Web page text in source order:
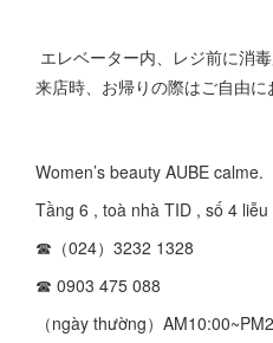
エレベーター内、レジ前に消
来店時、お帰りの際はご自由に
Women’s beauty AUBE calme.
Tầng 6 , toà nhà TID , số 4
☎︎（024）3232 1328
☎︎ 0903 475 088
（ngày thường）